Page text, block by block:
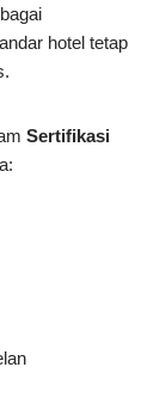
hotel tetap
Sertifikasi